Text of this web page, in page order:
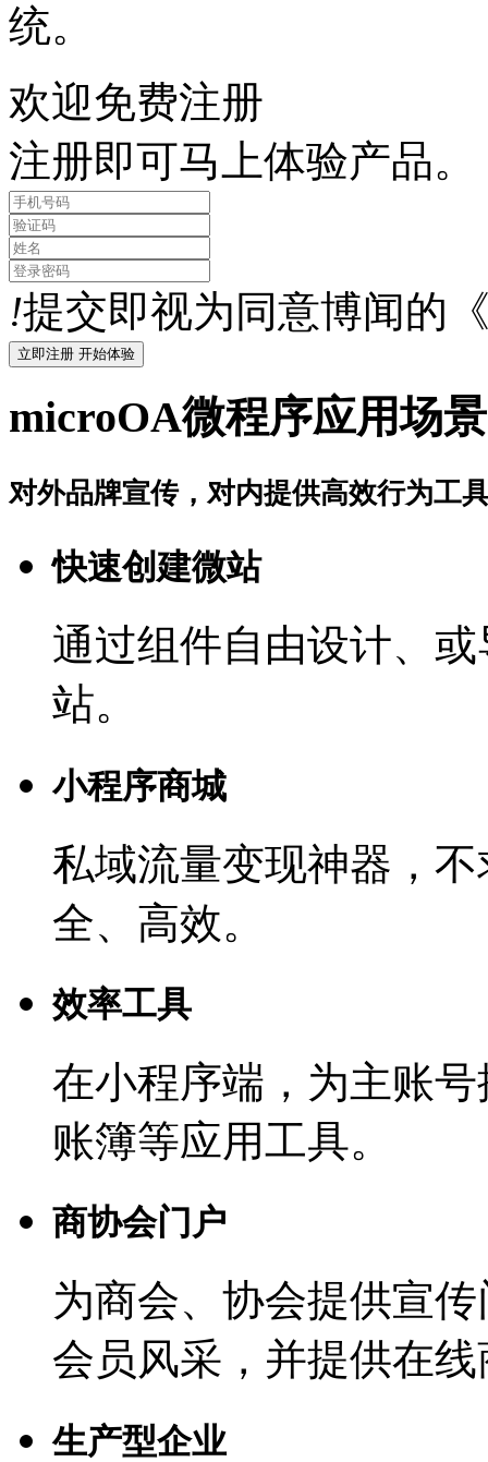
统。
欢迎免费注册
注册即可马上体验产品。
!提交即视为同意博闻的
microOA微程序应用场景
对外品牌宣传，对内提供高效行为工
快速创建微站
通过组件自由设计、
站。
小程序商城
私域流量变现神器，
全、高效。
效率工具
在小程序端，为主账
账簿等应用工具。
商协会门户
为商会、协会提供宣
会员风采，并提供在
生产型企业